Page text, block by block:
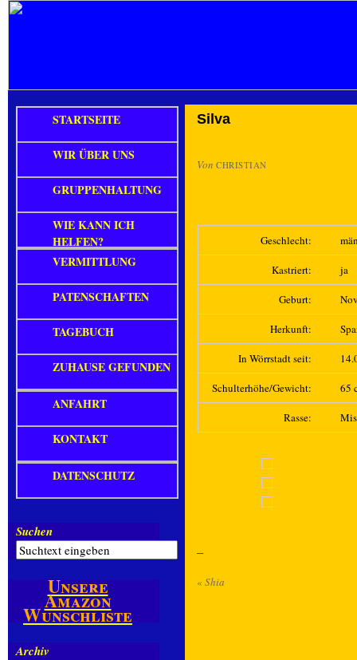
Silva
Von CHRISTIAN
Geschlecht:
Kastriert: ja
Geburt:
Herkunft:
In Wörrstadt seit:
Schulterhöhe/Gewicht: 65
Rasse:
« Shia
STARTSEITE
WIR ÜBER UNS
GRUPPENHALTUNG
WIE KANN ICH
HELFEN?
VERMITTLUNG
PATENSCHAFTEN
TAGEBUCH
ZUHAUSE GEFUNDEN
ANFAHRT
KONTAKT
DATENSCHUTZ
Suchen
Unsere
Amazon
Wunschliste
Archiv